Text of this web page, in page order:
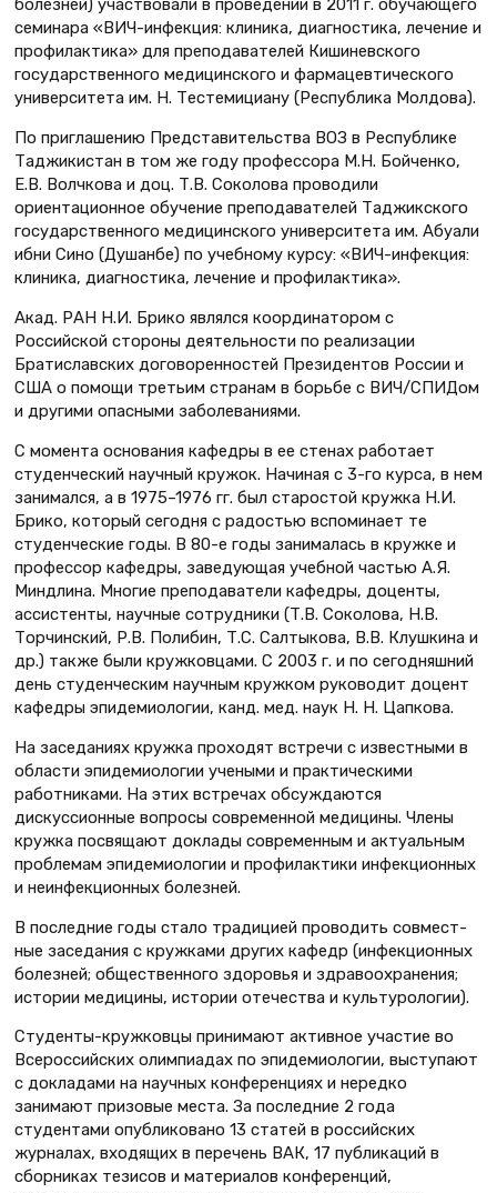
болезней) участвовали в проведении в 2011 г. обучающего
семинара «ВИЧ-инфекция: клиника, диагностика, лечение и
профилактика» для преподавателей Кишиневского
государственного медицинского и фармацевтического
университета им. Н. Тестемициану (Республика Молдова).
По приглашению Представительства ВОЗ в Республике
Таджикистан в том же году профессора М.Н. Бойченко,
Е.В. Волчкова и доц. Т.В. Соколова проводили
ориентационное обучение преподавателей Таджикского
государственного медицинского университета им. Абуали
ибни Сино (Душанбе) по учебному курсу: «ВИЧ-инфекция:
клиника, диагностика, лечение и профилактика».
Акад. РАН Н.И. Брико являлся координатором с
Российской стороны деятельности по реализации
Братиславских договоренностей Президентов России и
США о помощи третьим странам в борьбе с ВИЧ/СПИДом
и другими опасными заболеваниями.
С момента основания кафедры в ее стенах работает
студенческий научный кружок. Начиная с 3-го курса, в нем
занимался, а в 1975–1976 гг. был старостой кружка Н.И.
Брико, который сегодня с радостью вспоминает те
студенческие годы. В 80-е годы занималась в кружке и
профессор кафедры, заведующая учебной частью А.Я.
Миндлина. Многие преподаватели кафедры, доценты,
ассистенты, научные сотрудники (Т.В. Соколова, Н.В.
Торчинский, Р.В. Полибин, Т.С. Салтыкова, В.В. Клушкина и
др.) также были кружковцами. С 2003 г. и по сегодняшний
день студенческим научным кружком руководит доцент
кафедры эпидемиологии, канд. мед. наук Н. Н. Цапкова.
На заседаниях кружка проходят встречи с известными в
области эпидемиологии учеными и практическими
работниками. На этих встречах обсуждаются
дискуссионные вопросы современной медицины. Члены
кружка посвящают доклады современным и актуальным
проблемам эпидемиологии и профилактики инфекционных
и неинфекционных болезней.
В последние годы стало традицией проводить совмест­
ные заседания с кружками других кафедр (инфекционных
болезней; общественного здоровья и здравоохранения;
истории медицины, истории отечества и культурологии).
Студенты-кружковцы принимают активное участие во
Всероссийских олимпиадах по эпидемиологии, выступают
с докладами на научных конференциях и нередко
занимают призовые места. За последние 2 года
студентами опубликовано 13 статей в российских
журналах, входящих в перечень ВАК, 17 публикаций в
сборниках тезисов и материалов конференций,